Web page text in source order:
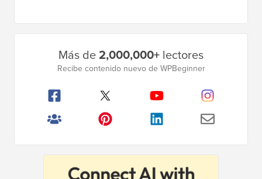
Más de2,000,000+ lectores
Recibe contenido nuevo de WPBeginner